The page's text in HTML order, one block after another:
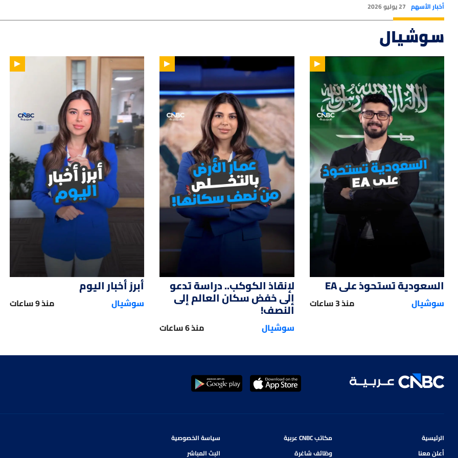
أخبار الأسهم 27 يوليو 2026
سوشيال
01:12
السعودية تستحوذ على EA
سوشيال منذ 3 ساعات
01:47
لإنقاذ الكوكب.. دراسة تدعو
إلى خفض سكان العالم إلى
النصف!
سوشيال منذ 6 ساعات
01:15
أبرز أخبار اليوم
سوشيال منذ 9 ساعات
الرئيسية
أعلن معنا
مكاتب CNBC عربية
وظائف شاغرة
سياسة الخصوصية
البث المباشر